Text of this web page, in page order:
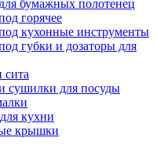
бумажных полотенец
горячее
кухонные инструменты
губки и дозаторы для
сушилки для посуды
кухни
крышки